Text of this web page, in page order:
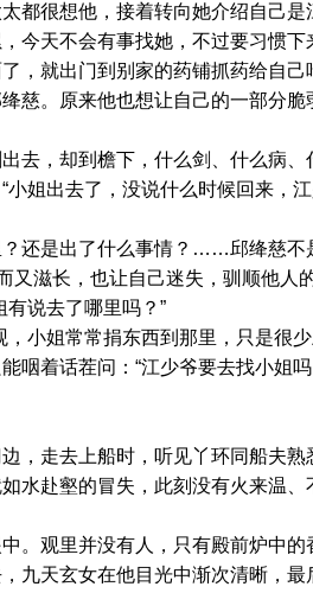
都很想他，接着转向她介绍自己是
今天不会有事找她，不过要习惯下
就出门到别家的药铺抓药给自己
慈。原来他也想让自己的一部分脆
，却到檐下，什么剑、什么病、
姐出去了，没说什么时候回来，
还是出了什么事情？……邱绛慈不
又滋长，也让自己迷失，驯顺他人
说去了哪里吗？”
姐常常捐东西到那里，只是很少
咽着话茬问：“江少爷要去找小姐吗
走去上船时，听见丫环同船夫熟
水赴壑的冒失，此刻没有火来温
观里并没有人，只有殿前炉中的
九天玄女在他目光中渐次清晰，最